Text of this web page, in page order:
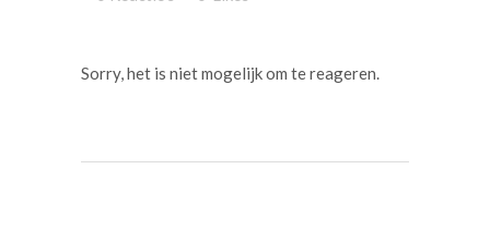
Sorry, het is niet mogelijk om te reageren.